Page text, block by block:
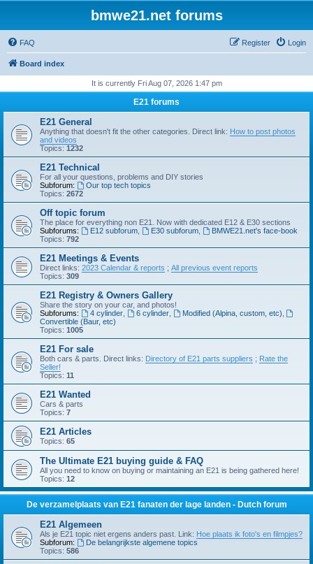
bmwe21.net forums
FAQ Login
Register
Board index
It is currently Fri Aug 07, 2026 1:47 pm
E21 forums
E21 General
Anything that doesn't fit the other categories. Direct link: How to post photos
and videos
Topics: 1232
E21 Technical
For all your questions, problems and DIY stories
Subforum:
Our top tech topics
Topics: 2672
Off topic forum
The place for everything non E21. Now with dedicated E12 & E30 sections
Subforums:
E12 subforum, E30 subforum,
BMWE21.net's face-book
Topics: 792
E21 Meetings & Events
Direct links: 2023 Calendar & reports ; All previous event reports
Topics: 309
E21 Registry & Owners Gallery
Share the story on your car, and photos!
Subforums:
4 cylinder, 6 cylinder, Modified (Alpina, custom, etc)
Convertible (Baur, etc)
Topics: 1005
E21 For sale
Both cars & parts. Direct links: Directory of E21 parts suppliers ; Rate the
Seller!
Topics: 11
E21 Wanted
Cars & parts
Topics: 7
E21 Articles
Topics: 65
The Ultimate E21 buying guide & FAQ
All you need to know on buying or maintaining an E21 is being gathered here!
Topics: 12
De verzamelplaats van E21 fanaten der lage landen - Dutch forum
E21 Algemeen
Als je E21 topic niet ergens anders past. Link: Hoe plaats ik foto's en filmpjes?
Subforum:
De belangrijkste algemene topics
Topics: 586